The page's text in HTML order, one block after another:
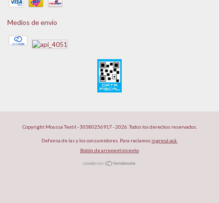
Medios de envío
Copyright Moussa Textil - 30580256917 - 2026. Todos los derechos reservados.
Defensa de las y los consumidores. Para reclamosingresá acá.
Botón de arrepentimiento